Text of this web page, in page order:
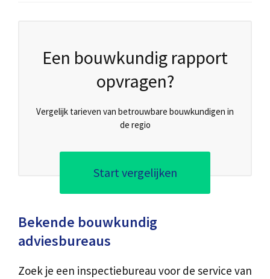
Een bouwkundig rapport
opvragen?
Vergelijk tarieven van betrouwbare bouwkundigen in
de regio
Start vergelijken
Bekende bouwkundig
adviesbureaus
Zoek je een inspectiebureau voor de service van